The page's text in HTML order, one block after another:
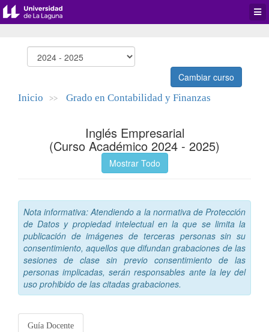
Cambiar curso
Inicio >> Grado en Contabilidad y Finanzas
Inglés Empresarial
(Curso Académico 2024 - 2025)
Mostrar Todo
Nota informativa: Atendiendo a la normativa de Protección
de Datos y propiedad intelectual en la que se limita la
publicación de imágenes de terceras personas sin su
consentimiento, aquellos que difundan grabaciones de las
sesiones de clase sin previo consentimiento de las
personas implicadas, serán responsables ante la ley del
uso prohibido de las citadas grabaciones.
Guía Docente